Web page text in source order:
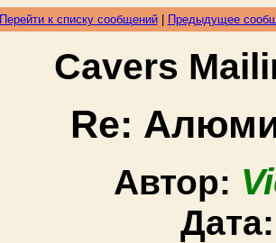
Перейти к списку сообщений| Предыдущее
Cavers
Re:
Автор: